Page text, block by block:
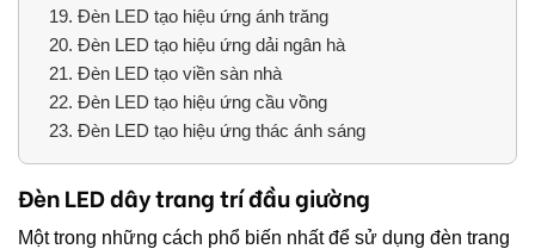
19. Đèn LED tạo hiệu ứng ánh trăng
20. Đèn LED tạo hiệu ứng dải ngân hà
21. Đèn LED tạo viền sàn nhà
22. Đèn LED tạo hiệu ứng cầu vồng
23. Đèn LED tạo hiệu ứng thác ánh sáng
Đèn LED dây trang trí đầu giường
Một trong những cách phổ biến nhất để sử dụng đèn trang